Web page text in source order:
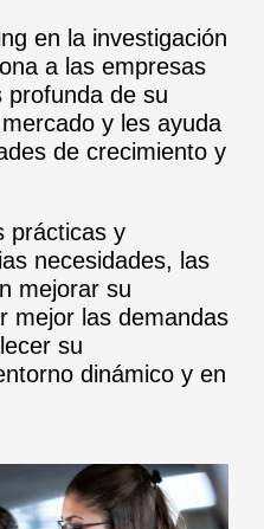
en la investigación
a las empresas
profunda de su
y les ayuda
de crecimiento y
prácticas y
necesidades, las
mejorar su
mejor las demandas
su
dinámico y en